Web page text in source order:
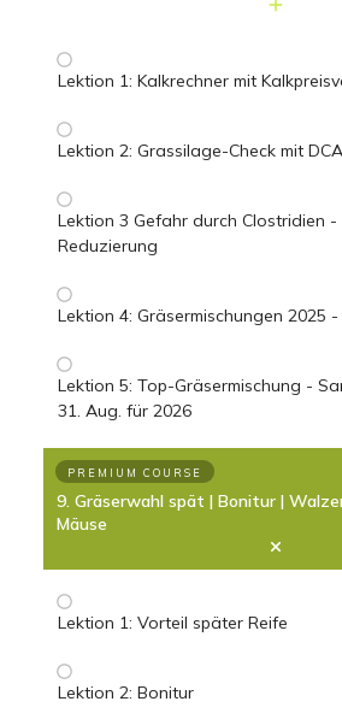
Lektion 1: Kalkrechner mit
Lektion 2: Grassilage-Check mit
Lektion 3 Gefahr durch Clostridien -
Reduzierung
Lektion 4: Gräsermischungen 2025
Lektion 5: Top-Gräsermischung -
31. Aug. für 2026
PREMIUM COURSE
9. Gräserwahl spät | Bonitur |
Mäuse
Lektion 1: Vorteil später Reife
Lektion 2: Bonitur